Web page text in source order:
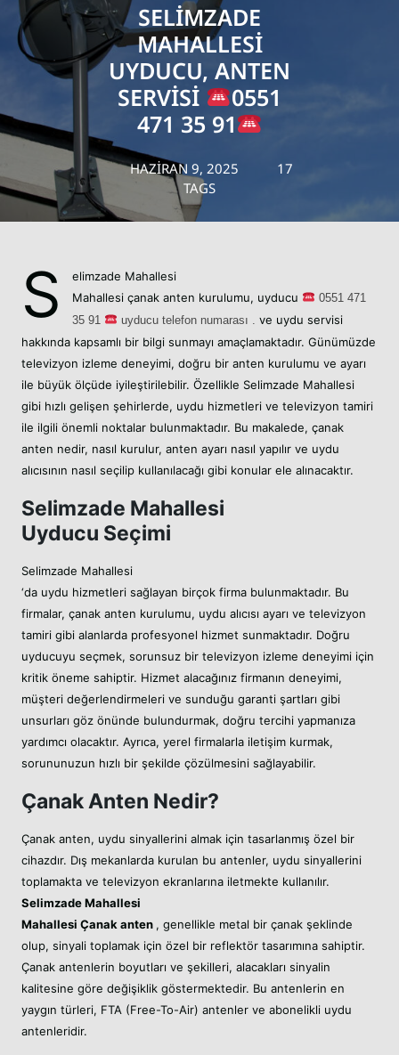
SELIMZADE
MAHALLESI
UYDUCU, ANTEN
SERVISI
0551
471 35 91
HAZIRAN 9, 2025
17
TAGS
S
elimzade Mahallesi
Mahallesi çanak anten kurulumu, uyducu 0551 471
35 91
uyducu telefon numarası . ve uydu servisi
hakkında kapsamlı bir bilgi sunmayı amaçlamaktadır. Günümüzde
televizyon izleme deneyimi, doğru bir anten kurulumu ve ayarı
ile büyük ölçüde iyileştirilebilir. Özellikle Selimzade Mahallesi
gibi hızlı gelişen şehirlerde, uydu hizmetleri ve televizyon tamiri
ile ilgili önemli noktalar bulunmaktadır. Bu makalede, çanak
anten nedir, nasıl kurulur, anten ayarı nasıl yapılır ve uydu
alıcısının nasıl seçilip kullanılacağı gibi konular ele alınacaktır.
Selimzade Mahallesi
Uyducu Seçimi
Selimzade Mahallesi
‘da uydu hizmetleri sağlayan birçok firma bulunmaktadır. Bu
firmalar, çanak anten kurulumu, uydu alıcısı ayarı ve televizyon
tamiri gibi alanlarda profesyonel hizmet sunmaktadır. Doğru
uyducuyu seçmek, sorunsuz bir televizyon izleme deneyimi için
kritik öneme sahiptir. Hizmet alacağınız firmanın deneyimi,
müşteri değerlendirmeleri ve sunduğu garanti şartları gibi
unsurları göz önünde bulundurmak, doğru tercihi yapmanıza
yardımcı olacaktır. Ayrıca, yerel firmalarla iletişim kurmak,
sorununuzun hızlı bir şekilde çözülmesini sağlayabilir.
Çanak Anten Nedir?
Çanak anten, uydu sinyallerini almak için tasarlanmış özel bir
cihazdır. Dış mekanlarda kurulan bu antenler, uydu sinyallerini
toplamakta ve televizyon ekranlarına iletmekte kullanılır.
Selimzade Mahallesi
Mahallesi Çanak anten , genellikle metal bir çanak şeklinde
olup, sinyali toplamak için özel bir reflektör tasarımına sahiptir.
Çanak antenlerin boyutları ve şekilleri, alacakları sinyalin
kalitesine göre değişiklik göstermektedir. Bu antenlerin en
yaygın türleri, FTA (Free-To-Air) antenler ve abonelikli uydu
antenleridir.